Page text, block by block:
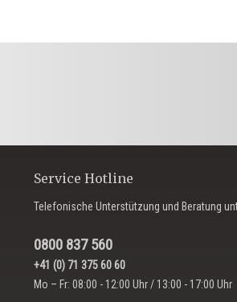
Service Hotline
Telefonische Unterstützung und Beratung
0800 837 560
+41 (0) 71 375 60 60
Mo – Fr: 08:00 - 12:00 Uhr / 13:00 - 17:00 Uhr